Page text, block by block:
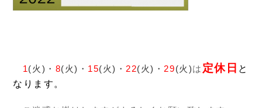
1(火)・ 8(火) ・ 15(火) ・ 22(火) ・ 29(火)は 定休日 と
なります。